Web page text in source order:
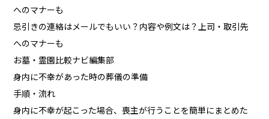
へのマナーも
忌引きの連絡はメールでもいい？内容や例文は？上司・取引先
へのマナーも
お墓・霊園比較ナビ編集部
身内に不幸があった時の葬儀の準備
手順・流れ
身内に不幸が起こった場合、喪主が行うことを簡単にまとめた